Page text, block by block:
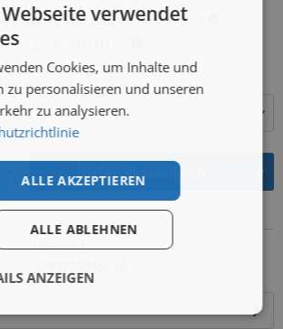
10 Tage zzgl. Versandlaufzeit
Fr., 21.08., 08:00 Uhr
In denWarenkorb
GR84651
Webseite verwendet
Cookies, um Inhalte und
zu personalisieren und unseren
zu analysieren.
ALLE AKZEPTIEREN
ALLE ABLEHNEN
ANZEIGEN